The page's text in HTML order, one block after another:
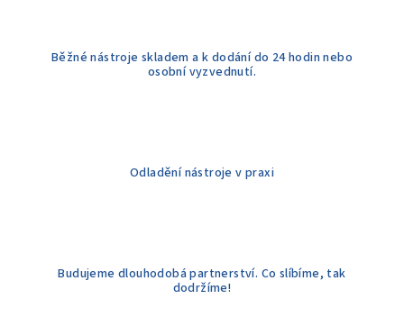
Běžné nástroje skladem a k dodání do 24 hodin nebo
osobní vyzvednutí.
Odladění nástroje v praxi
Budujeme dlouhodobá partnerství. Co slíbíme, tak
dodržíme!